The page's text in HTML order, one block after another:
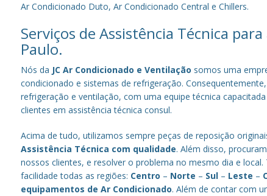
Ar Condicionado Duto, Ar Condicionado Central e Chillers.
Serviços de Assistência Técnica
Paulo.
Nós da JC Ar Condicionado e Ventilação somos uma
condicionado e sistemas de refrigeração.
refrigeração e ventilação, com uma equipe técnica
clientes em assistência técnica consul.
Acima de tudo, utilizamos sempre peças de reposição
Assistência Técnica com qualidade. Além disso,
nossos clientes, e resolver o problema no mesmo dia e
facilidade todas as regiões: Centro – Norte – Sul – Leste –
equipamentos de Ar Condicionado. Além de contar com